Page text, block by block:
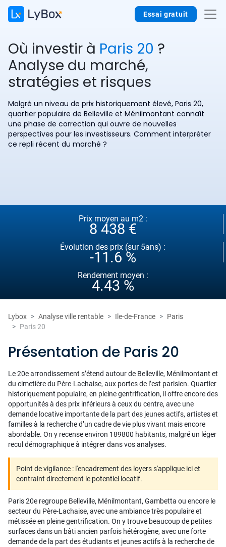
Essai gratuit
Où investir à Paris 20 ?
Analyse du marché,
stratégies et risques
Malgré un niveau de prix historiquement élevé, Paris 20,
quartier populaire de Belleville et Ménilmontant connaît
une phase de correction qui ouvre de nouvelles
perspectives pour les investisseurs. Comment interpréter
ce repli récent du marché ?
Prix moyen au m2 :
8 438 €
Évolution des prix (sur 5ans) :
-11.6 %
Rendement moyen :
4.43 %
Lybox Analyse ville rentable Ile-de-France
Paris
Paris 20
Présentation de Paris 20
Le 20e arrondissement s’étend autour de Belleville, Ménilmontant et
du cimetière du Père-Lachaise, aux portes de l’est parisien. Quartier
historiquement populaire, en pleine gentrification, il offre encore des
opportunités à des prix inférieurs à ceux du centre, avec une
demande locative importante de la part des jeunes actifs, artistes et
familles à la recherche d’un cadre de vie plus vivant mais encore
abordable. On y recense environ 189800 habitants, malgré un léger
recul démographique à intégrer dans vos analyses.
Point de vigilance : l'encadrement des loyers s'applique ici et
contraint directement le potentiel locatif.
Paris 20e regroupe Belleville, Ménilmontant, Gambetta ou encore le
secteur du Père-Lachaise, avec une ambiance très populaire et
métissée en pleine gentrification. On y trouve beaucoup de petites
surfaces dans un bâti ancien parfois hétérogène, avec une forte
demande de la part des étudiants et jeunes actifs à la recherche de